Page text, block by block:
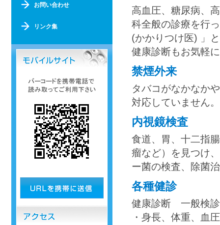
高血圧、糖尿病、
科全般の診療を行
(かかりつけ医) 」
健康診断もお気軽
禁煙外来
タバコがなかなか
対応していません
内視鏡検査
食道、胃、十二指
瘤など）を見つけ
ー菌の検査、除菌
各種健診
健康診断 一般検
・身長、体重、血
お問い合わせ
リンク集